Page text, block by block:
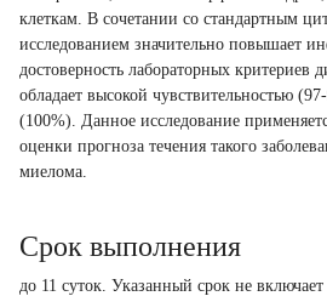
клеткам. В сочетании со стандартным
исследованием значительно повышает
достоверность лабораторных критериев
обладает высокой чувствительностью
(100%). Данное исследование
оценки прогноза течения такого
миелома.
Срок выполнения
до 11 суток. Указанный срок не